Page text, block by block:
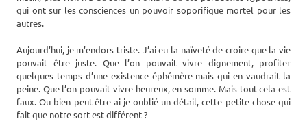
qui ont sur les consciences un pouvoir soporifique mortel pour les
autres.
Aujourd’hui, je m’endors triste. J’ai eu la naïveté de croire que la vie
pouvait être juste. Que l’on pouvait vivre dignement, profiter
quelques temps d’une existence éphémère mais qui en vaudrait la
peine. Que l’on pouvait vivre heureux, en somme. Mais tout cela est
faux. Ou bien peut-être ai-je oublié un détail, cette petite chose qui
fait que notre sort est différent ?